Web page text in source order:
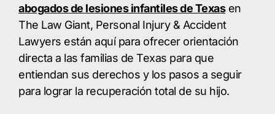
abogados de lesiones infantiles de Texasen
The Law Giant, Personal Injury & Accident
Lawyers están aquí para ofrecer orientación
directa a las familias de Texas para que
entiendan sus derechos y los pasos a seguir
para lograr la recuperación total de su hijo.